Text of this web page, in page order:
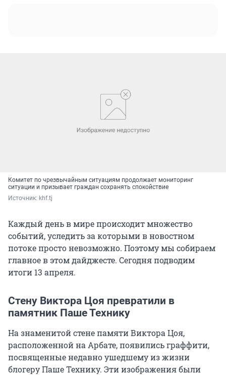
Комитет по чрезвычайным ситуациям продолжает мониторинг
ситуации и призывает граждан сохранять спокойствие
Источник: khf.tj
Каждый день в мире происходит множество
событий, уследить за которыми в новостном
потоке просто невозможно. Поэтому мы собираем
главное в этом дайджесте. Сегодня подводим
итоги 13 апреля.
Стену Виктора Цоя превратили в
памятник Паше Технику
На знаменитой стене памяти Виктора Цоя,
расположенной на Арбате, появились граффити,
посвященные недавно ушедшему из жизни
блогеру Паше Технику. Эти изображения были